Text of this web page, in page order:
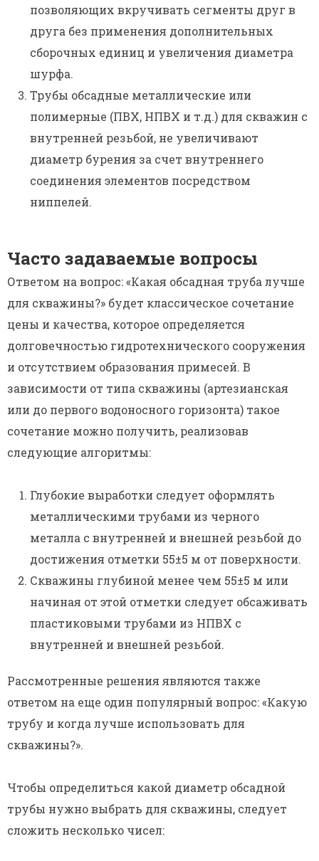
позволяющих вкручивать сегменты друг в
друга без применения дополнительных
сборочных единиц и увеличения диаметра
шурфа.
Трубы обсадные металлические или
полимерные (ПВХ, НПВХ и т.д.) для скважин с
внутренней резьбой, не увеличивают
диаметр бурения за счет внутреннего
соединения элементов посредством
ниппелей.
Часто задаваемые вопросы
Ответом на вопрос: «Какая обсадная труба лучше
для скважины?» будет классическое сочетание
цены и качества, которое определяется
долговечностью гидротехнического сооружения
и отсутствием образования примесей. В
зависимости от типа скважины (артезианская
или до первого водоносного горизонта) такое
сочетание можно получить, реализовав
следующие алгоритмы:
Глубокие выработки следует оформлять
металлическими трубами из черного
металла с внутренней и внешней резьбой до
достижения отметки 55±5 м от поверхности.
Скважины глубиной менее чем 55±5 м или
начиная от этой отметки следует обсаживать
пластиковыми трубами из НПВХ с
внутренней и внешней резьбой.
Рассмотренные решения являются также
ответом на еще один популярный вопрос: «Какую
трубу и когда лучше использовать для
скважины?».
Чтобы определиться какой диаметр обсадной
трубы нужно выбрать для скважины, следует
сложить несколько чисел: